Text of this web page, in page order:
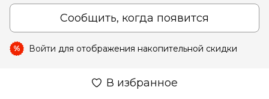
Сообщить, когда появится
% Войти для отображения накопительной скидки
В избранное